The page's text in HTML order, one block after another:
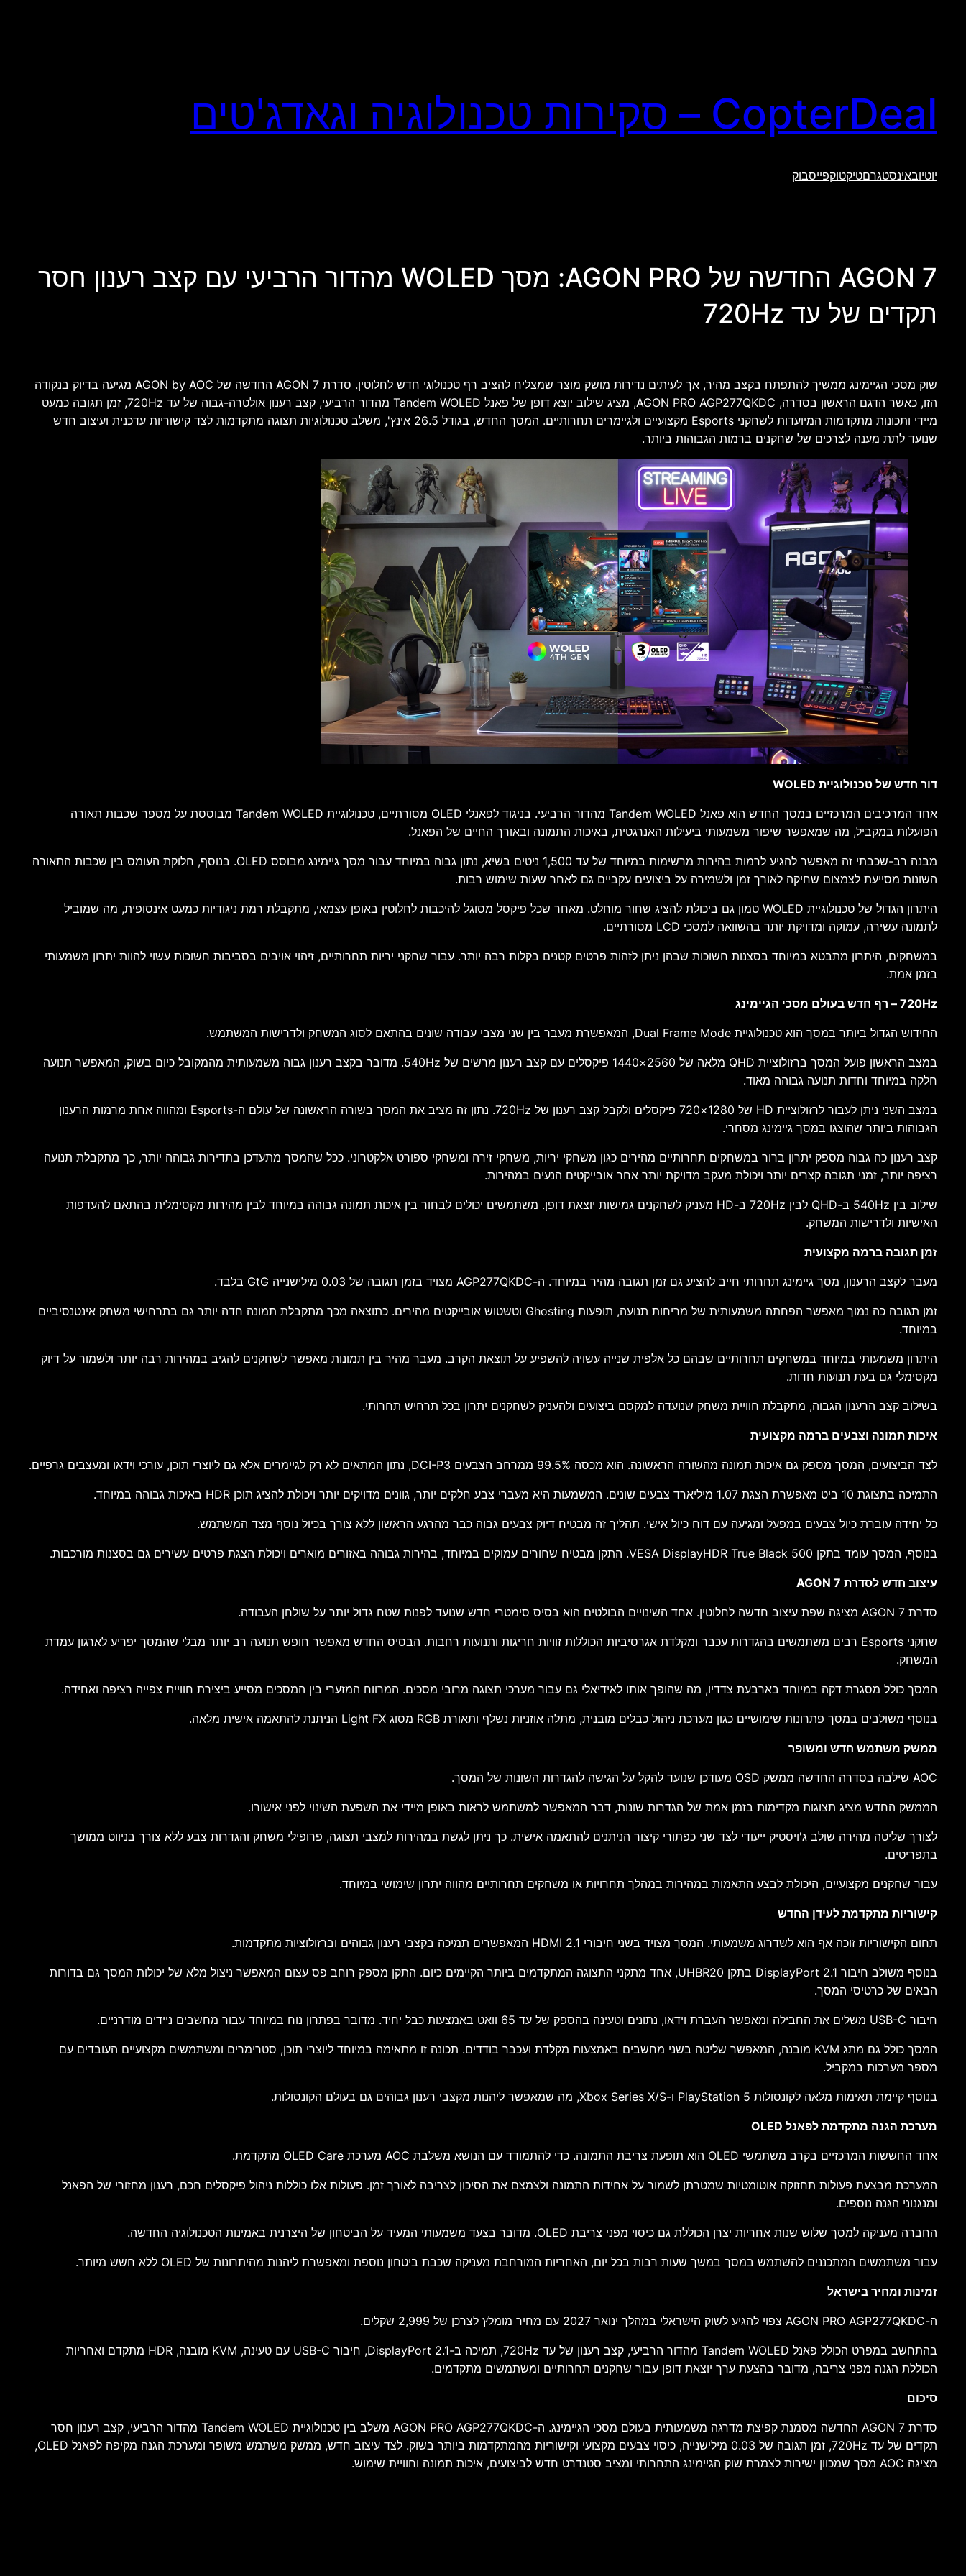
CopterDeal – סקירות טכנולוגיה וגאדג'טים
יוטיובאינסטגרםטיקטוקפייסבוק
AGON 7 החדשה של AGON PRO: מסך WOLED מהדור הרביעי עם קצב רענון חסר
תקדים של עד 720Hz
שוק מסכי הגיימינג ממשיך להתפתח בקצב מהיר, אך לעיתים נדירות מושק מוצר שמצליח להציב רף טכנולוגי חדש לחלוטין. סדרת AGON 7 החדשה של AGON by AOC מגיעה בדיוק בנקודה
הזו, כאשר הדגם הראשון בסדרה, AGON PRO AGP277QKDC, מציג שילוב יוצא דופן של פאנל Tandem WOLED מהדור הרביעי, קצב רענון אולטרה-גבוה של עד 720Hz, זמן תגובה כמעט
מיידי ותכונות מתקדמות המיועדות לשחקני Esports מקצועיים ולגיימרים תחרותיים. המסך החדש, בגודל 26.5 אינץ', משלב טכנולוגיות תצוגה מתקדמות לצד קישוריות עדכנית ועיצוב חדש
שנועד לתת מענה לצרכים של שחקנים ברמות הגבוהות ביותר.
דור חדש של טכנולוגיית WOLED
אחד המרכיבים המרכזיים במסך החדש הוא פאנל Tandem WOLED מהדור הרביעי. בניגוד לפאנלי OLED מסורתיים, טכנולוגיית Tandem WOLED מבוססת על מספר שכבות תאורה
הפועלות במקביל, מה שמאפשר שיפור משמעותי ביעילות האנרגטית, באיכות התמונה ובאורך החיים של הפאנל.
מבנה רב-שכבתי זה מאפשר להגיע לרמות בהירות מרשימות במיוחד של עד 1,500 ניטים בשיא, נתון גבוה במיוחד עבור מסך גיימינג מבוסס OLED. בנוסף, חלוקת העומס בין שכבות התאורה
השונות מסייעת לצמצום שחיקה לאורך זמן ולשמירה על ביצועים עקביים גם לאחר שעות שימוש רבות.
היתרון הגדול של טכנולוגיית WOLED טמון גם ביכולת להציג שחור מוחלט. מאחר שכל פיקסל מסוגל להיכבות לחלוטין באופן עצמאי, מתקבלת רמת ניגודיות כמעט אינסופית, מה שמוביל
לתמונה עשירה, עמוקה ומדויקת יותר בהשוואה למסכי LCD מסורתיים.
במשחקים, היתרון מתבטא במיוחד בסצנות חשוכות שבהן ניתן לזהות פרטים קטנים בקלות רבה יותר. עבור שחקני יריות תחרותיים, זיהוי אויבים בסביבות חשוכות עשוי להוות יתרון משמעותי
בזמן אמת.
720Hz – רף חדש בעולם מסכי הגיימינג
החידוש הגדול ביותר במסך הוא טכנולוגיית Dual Frame Mode, המאפשרת מעבר בין שני מצבי עבודה שונים בהתאם לסוג המשחק ולדרישות המשתמש.
במצב הראשון פועל המסך ברזולוציית QHD מלאה של 2560×1440 פיקסלים עם קצב רענון מרשים של 540Hz. מדובר בקצב רענון גבוה משמעותית מהמקובל כיום בשוק, המאפשר תנועה
חלקה במיוחד וחדות תנועה גבוהה מאוד.
במצב השני ניתן לעבור לרזולוציית HD של 1280×720 פיקסלים ולקבל קצב רענון של 720Hz. נתון זה מציב את המסך בשורה הראשונה של עולם ה-Esports ומהווה אחת מרמות הרענון
הגבוהות ביותר שהוצגו במסך גיימינג מסחרי.
קצב רענון כה גבוה מספק יתרון ברור במשחקים תחרותיים מהירים כגון משחקי יריות, משחקי זירה ומשחקי ספורט אלקטרוני. ככל שהמסך מתעדכן בתדירות גבוהה יותר, כך מתקבלת תנועה
רציפה יותר, זמני תגובה קצרים יותר ויכולת מעקב מדויקת יותר אחר אובייקטים הנעים במהירות.
שילוב בין 540Hz ב-QHD לבין 720Hz ב-HD מעניק לשחקנים גמישות יוצאת דופן. משתמשים יכולים לבחור בין איכות תמונה גבוהה במיוחד לבין מהירות מקסימלית בהתאם להעדפות
האישיות ולדרישות המשחק.
זמן תגובה ברמה מקצועית
מעבר לקצב הרענון, מסך גיימינג תחרותי חייב להציע גם זמן תגובה מהיר במיוחד. ה-AGP277QKDC מצויד בזמן תגובה של 0.03 מילישנייה GtG בלבד.
זמן תגובה כה נמוך מאפשר הפחתה משמעותית של מריחות תנועה, תופעות Ghosting וטשטוש אובייקטים מהירים. כתוצאה מכך מתקבלת תמונה חדה יותר גם בתרחישי משחק אינטנסיביים
במיוחד.
היתרון משמעותי במיוחד במשחקים תחרותיים שבהם כל אלפית שנייה עשויה להשפיע על תוצאת הקרב. מעבר מהיר בין תמונות מאפשר לשחקנים להגיב במהירות רבה יותר ולשמור על דיוק
מקסימלי גם בעת תנועות חדות.
בשילוב קצב הרענון הגבוה, מתקבלת חוויית משחק שנועדה למקסם ביצועים ולהעניק לשחקנים יתרון בכל תרחיש תחרותי.
איכות תמונה וצבעים ברמה מקצועית
לצד הביצועים, המסך מספק גם איכות תמונה מהשורה הראשונה. הוא מכסה 99.5% ממרחב הצבעים DCI-P3, נתון המתאים לא רק לגיימרים אלא גם ליוצרי תוכן, עורכי וידאו ומעצבים גרפיים.
התמיכה בתצוגת 10 ביט מאפשרת הצגת 1.07 מיליארד צבעים שונים. המשמעות היא מעברי צבע חלקים יותר, גוונים מדויקים יותר ויכולת להציג תוכן HDR באיכות גבוהה במיוחד.
כל יחידה עוברת כיול צבעים במפעל ומגיעה עם דוח כיול אישי. תהליך זה מבטיח דיוק צבעים גבוה כבר מהרגע הראשון ללא צורך בכיול נוסף מצד המשתמש.
בנוסף, המסך עומד בתקן VESA DisplayHDR True Black 500. התקן מבטיח שחורים עמוקים במיוחד, בהירות גבוהה באזורים מוארים ויכולת הצגת פרטים עשירים גם בסצנות מורכבות.
עיצוב חדש לסדרת AGON 7
סדרת AGON 7 מציגה שפת עיצוב חדשה לחלוטין. אחד השינויים הבולטים הוא בסיס סימטרי חדש שנועד לפנות שטח גדול יותר על שולחן העבודה.
שחקני Esports רבים משתמשים בהגדרות עכבר ומקלדת אגרסיביות הכוללות זוויות חריגות ותנועות רחבות. הבסיס החדש מאפשר חופש תנועה רב יותר מבלי שהמסך יפריע לארגון עמדת
המשחק.
המסך כולל מסגרת דקה במיוחד בארבעת צדדיו, מה שהופך אותו לאידיאלי גם עבור מערכי תצוגה מרובי מסכים. המרווח המזערי בין המסכים מסייע ביצירת חוויית צפייה רציפה ואחידה.
בנוסף משולבים במסך פתרונות שימושיים כגון מערכת ניהול כבלים מובנית, מתלה אוזניות נשלף ותאורת RGB מסוג Light FX הניתנת להתאמה אישית מלאה.
ממשק משתמש חדש ומשופר
AOC שילבה בסדרה החדשה ממשק OSD מעודכן שנועד להקל על הגישה להגדרות השונות של המסך.
הממשק החדש מציג תצוגות מקדימות בזמן אמת של הגדרות שונות, דבר המאפשר למשתמש לראות באופן מיידי את השפעת השינוי לפני אישורו.
לצורך שליטה מהירה שולב ג'ויסטיק ייעודי לצד שני כפתורי קיצור הניתנים להתאמה אישית. כך ניתן לגשת במהירות למצבי תצוגה, פרופילי משחק והגדרות צבע ללא צורך בניווט ממושך
בתפריטים.
עבור שחקנים מקצועיים, היכולת לבצע התאמות במהירות במהלך תחרויות או משחקים תחרותיים מהווה יתרון שימושי במיוחד.
קישוריות מתקדמת לעידן החדש
תחום הקישוריות זוכה אף הוא לשדרוג משמעותי. המסך מצויד בשני חיבורי HDMI 2.1 המאפשרים תמיכה בקצבי רענון גבוהים וברזולוציות מתקדמות.
בנוסף משולב חיבור DisplayPort 2.1 בתקן UHBR20, אחד מתקני התצוגה המתקדמים ביותר הקיימים כיום. התקן מספק רוחב פס עצום המאפשר ניצול מלא של יכולות המסך גם בדורות
הבאים של כרטיסי המסך.
חיבור USB-C משלים את החבילה ומאפשר העברת וידאו, נתונים וטעינה בהספק של עד 65 וואט באמצעות כבל יחיד. מדובר בפתרון נוח במיוחד עבור מחשבים ניידים מודרניים.
המסך כולל גם מתג KVM מובנה, המאפשר שליטה בשני מחשבים באמצעות מקלדת ועכבר בודדים. תכונה זו מתאימה במיוחד ליוצרי תוכן, סטרימרים ומשתמשים מקצועיים העובדים עם
מספר מערכות במקביל.
בנוסף קיימת תאימות מלאה לקונסולות PlayStation 5 ו-Xbox Series X/S, מה שמאפשר ליהנות מקצבי רענון גבוהים גם בעולם הקונסולות.
מערכת הגנה מתקדמת לפאנל OLED
אחד החששות המרכזיים בקרב משתמשי OLED הוא תופעת צריבת התמונה. כדי להתמודד עם הנושא משלבת AOC מערכת OLED Care מתקדמת.
המערכת מבצעת פעולות תחזוקה אוטומטיות שמטרתן לשמור על אחידות התמונה ולצמצם את הסיכון לצריבה לאורך זמן. פעולות אלו כוללות ניהול פיקסלים חכם, רענון מחזורי של הפאנל
ומנגנוני הגנה נוספים.
החברה מעניקה למסך שלוש שנות אחריות יצרן הכוללת גם כיסוי מפני צריבת OLED. מדובר בצעד משמעותי המעיד על הביטחון של היצרנית באמינות הטכנולוגיה החדשה.
עבור משתמשים המתכננים להשתמש במסך במשך שעות רבות בכל יום, האחריות המורחבת מעניקה שכבת ביטחון נוספת ומאפשרת ליהנות מהיתרונות של OLED ללא חשש מיותר.
זמינות ומחיר בישראל
ה-AGON PRO AGP277QKDC צפוי להגיע לשוק הישראלי במהלך ינואר 2027 עם מחיר מומלץ לצרכן של 2,999 שקלים.
בהתחשב במפרט הכולל פאנל Tandem WOLED מהדור הרביעי, קצב רענון של עד 720Hz, תמיכה ב-DisplayPort 2.1, חיבור USB-C עם טעינה, KVM מובנה, HDR מתקדם ואחריות
הכוללת הגנה מפני צריבה, מדובר בהצעת ערך יוצאת דופן עבור שחקנים תחרותיים ומשתמשים מתקדמים.
סיכום
סדרת AGON 7 החדשה מסמנת קפיצת מדרגה משמעותית בעולם מסכי הגיימינג. ה-AGON PRO AGP277QKDC משלב בין טכנולוגיית Tandem WOLED מהדור הרביעי, קצב רענון חסר
תקדים של עד 720Hz, זמן תגובה של 0.03 מילישנייה, כיסוי צבעים מקצועי וקישוריות מהמתקדמות ביותר בשוק. לצד עיצוב חדש, ממשק משתמש משופר ומערכת הגנה מקיפה לפאנל OLED,
מציגה AOC מסך שמכוון ישירות לצמרת שוק הגיימינג התחרותי ומציב סטנדרט חדש לביצועים, איכות תמונה וחוויית שימוש.